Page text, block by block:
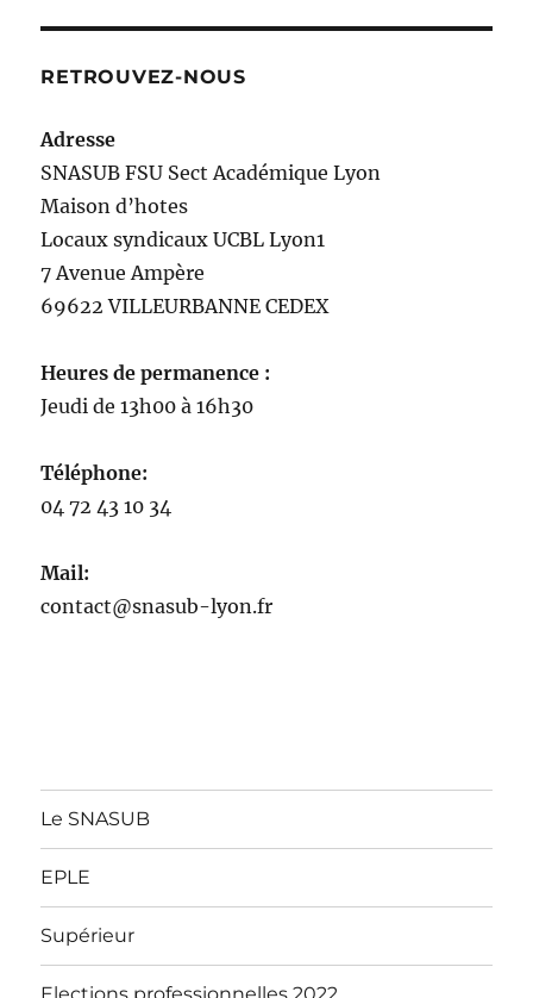
RETROUVEZ-NOUS
Adresse
SNASUB FSU Sect Académique Lyon
Maison d’hotes
Locaux syndicaux UCBL Lyon1
7 Avenue Ampère
69622 VILLEURBANNE CEDEX
Heures de permanence :
Jeudi de 13h00 à 16h30
Téléphone:
04 72 43 10 34
Mail:
contact@snasub-lyon.fr
Le SNASUB
EPLE
Supérieur